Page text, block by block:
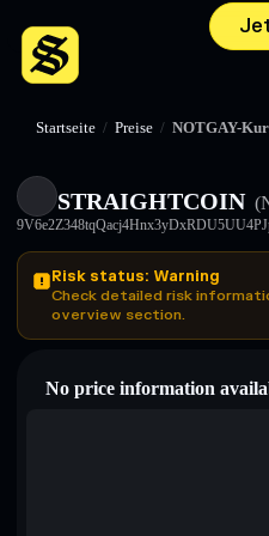
Startseite / Preise / NOTGAY-
STRAIGHTCOIN
Risk status: Warning
Check detailed risk
overview section.
No price information